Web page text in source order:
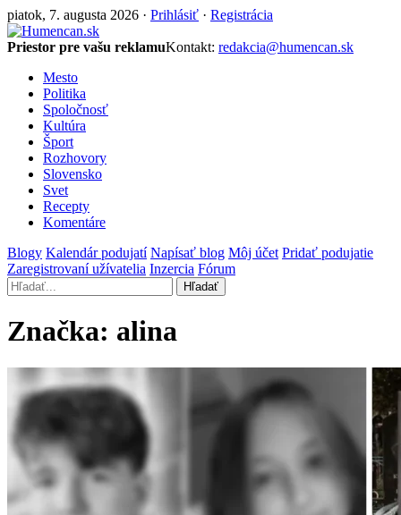
piatok, 7. augusta 2026 · Prihlásiť · Registrácia
Priestor pre vašu reklamuKontakt: redakcia@humencan.sk
Mesto
Politika
Spoločnosť
Kultúra
Šport
Rozhovory
Slovensko
Svet
Recepty
Komentáre
Blogy Kalendár podujatí Napísať blog Môj účet Pridať podujatie
Zaregistrovaní užívatelia Inzercia Fórum
Hľadať
Značka: alina